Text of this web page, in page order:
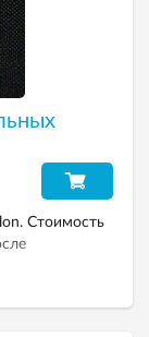
Стоимость